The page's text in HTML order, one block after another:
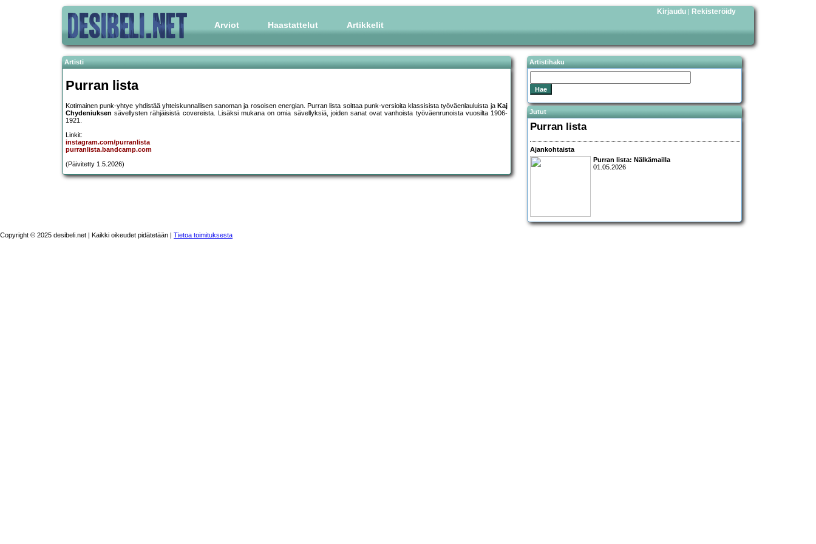
Arviot Haastattelut Artikkelit
Kirjaudu | Rekisteröidy
Artisti
Purran lista
Kotimainen punk-yhtye yhdistää yhteiskunnallisen sanoman ja rosoisen energian. Purran lista soittaa punk-versioita klassisista työväenlauluista ja Kaj
Chydeniuksen sävellysten rähjäisistä covereista. Lisäksi mukana on omia sävellyksiä, joiden sanat ovat vanhoista työväenrunoista vuosilta 1906-
1921.
Linkit:
instagram.com/purranlista
purranlista.bandcamp.com
(Päivitetty 1.5.2026)
Artistihaku
Jutut
Purran lista
Ajankohtaista
Purran lista: Nälkämailla
01.05.2026
Copyright © 2025 desibeli.net | Kaikki oikeudet pidätetään | Tietoa toimituksesta